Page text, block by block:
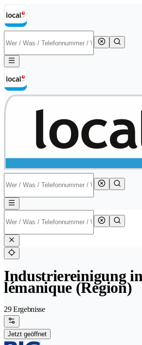
Industriereinigung
lémanique (Region)
29 Ergebnisse
Jetzt geöffnet